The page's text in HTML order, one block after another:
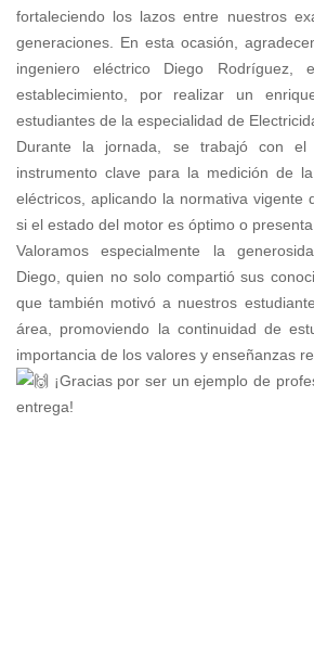
fortaleciendo los lazos entre nuestros
generaciones. En esta ocasión,
ingeniero eléctrico Diego Rodríguez,
establecimiento, por realizar un
estudiantes de la especialidad de
Durante la jornada, se trabajó con el
instrumento clave para la medición de
eléctricos, aplicando la normativa vigente
si el estado del motor es óptimo o presenta
Valoramos especialmente la
Diego, quien no solo compartió sus
que también motivó a nuestros
área, promoviendo la continuidad de
importancia de los valores y enseñanzas
¡Gracias por ser un ejemplo de
entrega!